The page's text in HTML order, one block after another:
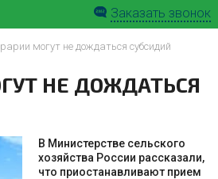
Заказать звонок
могут не дождаться субсидий
НЕ ДОЖДАТЬСЯ
В Министерстве сельского
хозяйства России рассказали,
что приостанавливают прием